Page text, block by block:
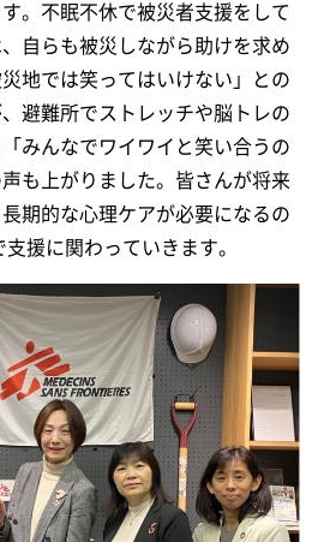
。不眠不休で被災者支援をして
自らも被災しながら助けを求め
地では笑ってはいけない」との
避難所でストレッチや脳トレの
みんなでワイワイと笑い合うの
も上がりました。皆さんが将来
期的な心理ケアが必要になるの
援に関わっていきます。